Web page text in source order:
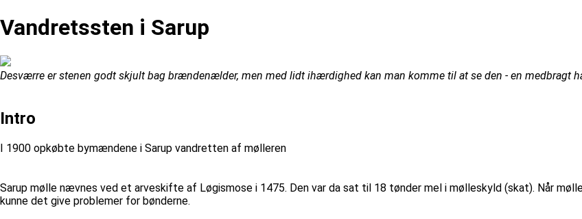
Vandretssten i Sarup
Desværre er stenen godt skjult bag brændenælder, men med lidt ihærdighed kan man komme til at se den - en medbragt
Intro
I 1900 opkøbte bymændene i Sarup vandretten af mølleren
Sarup mølle nævnes ved et arveskifte af Løgismose i 1475. Den var da sat til 18 tønder mel i mølleskyld (skat). Når
kunne det give problemer for bønderne.